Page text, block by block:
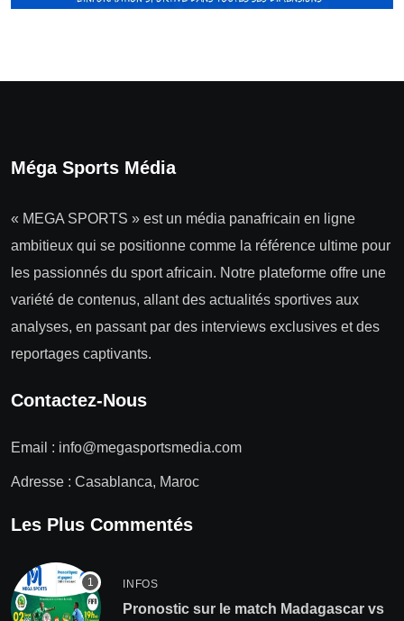
Méga Sports Média
« MEGA SPORTS » est un média panafricain en ligne
ambitieux qui se positionne comme la référence ultime pour
les passionnés du sport africain. Notre plateforme offre une
variété de contenus, allant des actualités sportives aux
analyses, en passant par des interviews exclusives et des
reportages captivants.
Contactez-Nous
Email : info@megasportsmedia.com
Adresse : Casablanca, Maroc
Les Plus Commentés
INFOS
Pronostic sur le match Madagascar vs